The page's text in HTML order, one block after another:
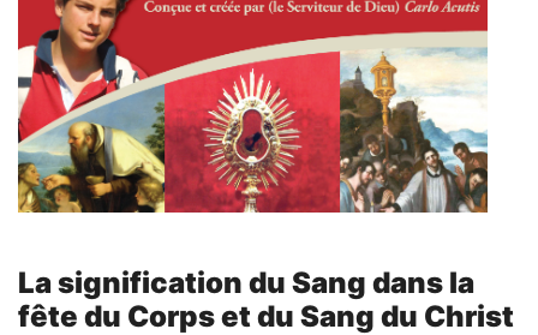
La signification du Sang dans la
fête du Corps et du Sang du Christ